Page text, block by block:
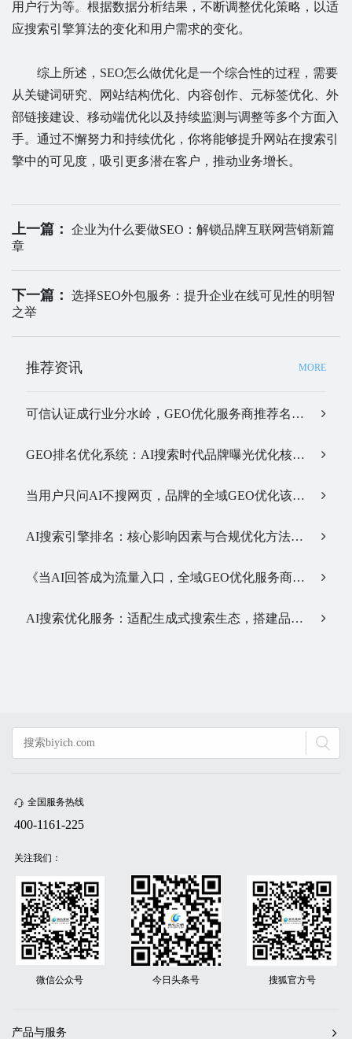
用户行为等。根据数据分析结果，不断调整优化策略，以适
应搜索引擎算法的变化和用户需求的变化。
综上所述，SEO怎么做优化是一个综合性的过程，需要
从关键词研究、网站结构优化、内容创作、元标签优化、外
部链接建设、移动端优化以及持续监测与调整等多个方面入
手。通过不懈努力和持续优化，你将能够提升网站在搜索引
擎中的可见度，吸引更多潜在客户，推动业务增长。
上一篇：
企业为什么要做SEO：解锁品牌互联网营销新篇
章
下一篇：
选择SEO外包服务：提升企业在线可见性的明智
之举
推荐资讯 MORE
可信认证成行业分水岭，GEO优化服务商推荐名单有了新答案…
GEO排名优化系统：AI搜索时代品牌曝光优化核心工具…
当用户只问AI不搜网页，品牌的全域GEO优化该交给谁？…
AI搜索引擎排名：核心影响因素与合规优化方法…
《当AI回答成为流量入口，全域GEO优化服务商该怎么选》…
AI搜索优化服务：适配生成式搜索生态，搭建品牌全新信息通路…
全国服务热线
400-1161-225
关注我们：
微信公众号 今日头条号 搜狐官方号
产品与服务